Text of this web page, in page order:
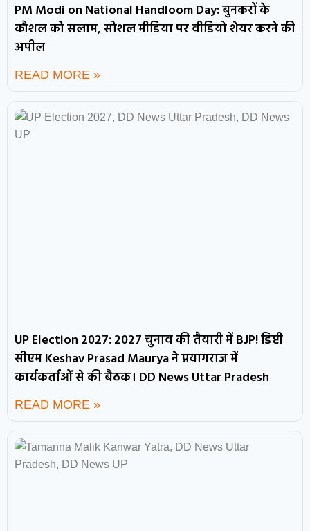
PM Modi on National Handloom Day: बुनकरों के
कौशल को सलाम, सोशल मीडिया पर वीडियो शेयर करने की
अपील
READ MORE »
UP Election 2027: 2027 चुनाव की तैयारी में BJP! डिप्टी
सीएम Keshav Prasad Maurya ने प्रयागराज में
कार्यकर्ताओं से की बैठक। DD News Uttar Pradesh
READ MORE »